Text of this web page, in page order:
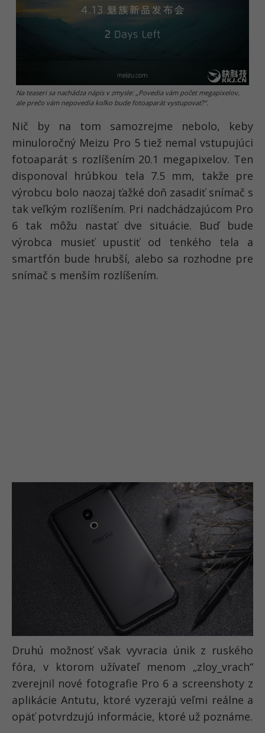
Na teaseri sa nachádza nápis v zmysle: „Povedia vám počet megapixelov,
ale prečo vám nepovedia koľko bude fotoaparát vystupovať?“.
Nič by na tom samozrejme nebolo, keby
minuloročný Meizu Pro 5 tiež nemal vstupujúci
fotoaparát s rozlíšením 20.1 megapixelov. Ten
disponoval hrúbkou tela 7.5 mm, takže pre
výrobcu bolo naozaj ťažké doň zasadiť snímač s
tak veľkým rozlíšením. Pri nadchádzajúcom Pro
6 tak môžu nastať dve situácie. Buď bude
výrobca musieť upustiť od tenkého tela a
smartfón bude hrubší, alebo sa rozhodne pre
snímač s menším rozlíšením.
Druhú možnosť však vyvracia únik z ruského
fóra, v ktorom užívateľ menom „zloy_vrach“
zverejnil nové fotografie Pro 6 a screenshoty z
aplikácie Antutu, ktoré vyzerajú veľmi reálne a
opäť potvrdzujú informácie, ktoré už poznáme.